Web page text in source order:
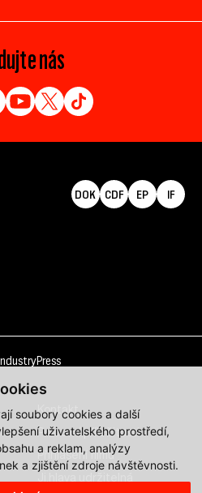
soubory cookies a další
uživatelského prostředí,
a reklam, analýzy
a zjištění zdroje návštěvnosti.
nás
DOK CDF EP IF
IndustryPress
Kontakt
Pracovní příležitosti
Přihlášení filmu